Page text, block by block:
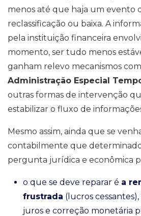
menos até que haja um evento
reclassificação ou baixa. A
pela instituição financeira
momento, ser tudo menos
ganham relevo mecanismos
Administração Especial
outras formas de intervenção
estabilizar o fluxo de
Mesmo assim, ainda que se
contabilmente que determinado
pergunta jurídica e econômica
o que se deve reparar é a
frustrada (lucros
juros e correção monetária